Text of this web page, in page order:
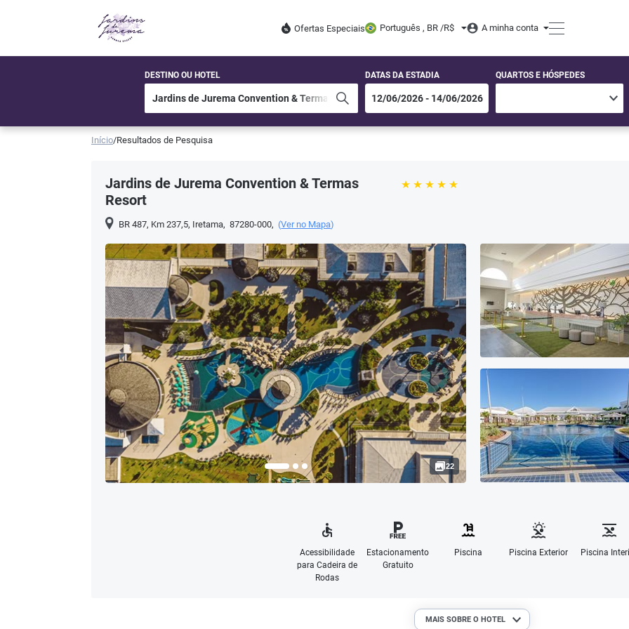
Ofertas Especiais Português , BR /R$ A minha conta
DESTINO OU HOTEL DATAS DA ESTADIA QUARTOS E HÓSPEDES
Início/Resultados de Pesquisa
Jardins de Jurema Convention & Termas
Resort
BR 487, Km 237,5, Iretama, 87280-000, (Ver no Mapa)
22
Acessibilidade
para Cadeira de
Rodas
Estacionamento
Gratuito
Piscina Piscina Exterior Piscina
MAIS SOBRE O HOTEL